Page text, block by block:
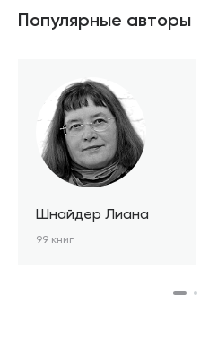
Популярные авторы
Шнайдер Лиана
99 книг